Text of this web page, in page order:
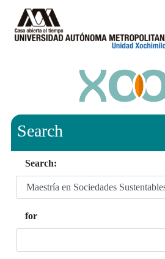
Search
Search:
for